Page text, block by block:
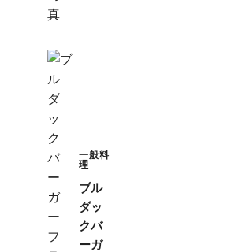
一般料
理
ブル
ダッ
クバ
ーガ